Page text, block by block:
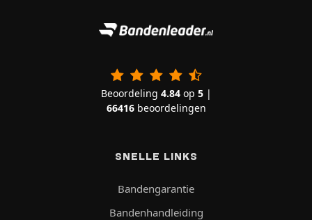
Beoordeling 4.84op 5|
66416beoordelingen
SNELLE LINKS
Bandengarantie
Bandenhandleiding